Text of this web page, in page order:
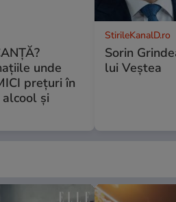
unde
prețuri în
alcool și
StirileKanalD.ro
Sorin
lui Veștea